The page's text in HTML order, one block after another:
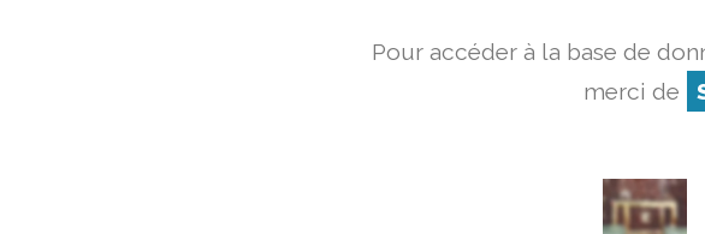
Pour accéder à la base de
merci de